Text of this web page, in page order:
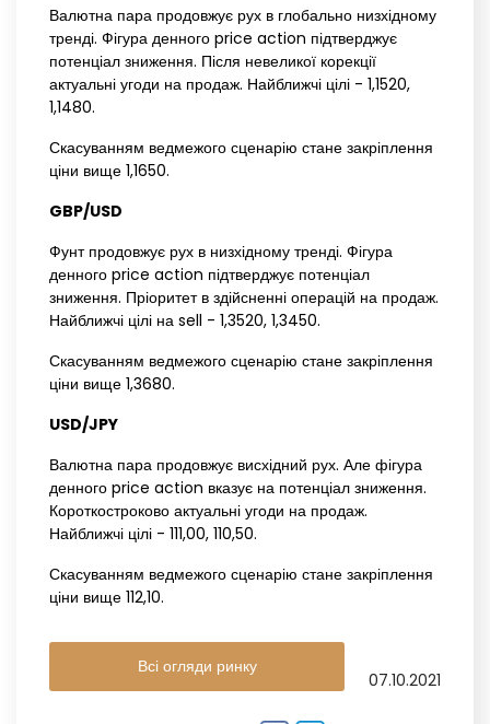
Валютна пара продовжує рух в глобально низхідному
тренді. Фігура денного price action підтверджує
потенціал зниження. Після невеликої корекції
актуальні угоди на продаж. Найближчі цілі - 1,1520,
1,1480.
Скасуванням ведмежого сценарію стане закріплення
ціни вище 1,1650.
GBP/USD
Фунт продовжує рух в низхідному тренді. Фігура
денного price action підтверджує потенціал
зниження. Пріоритет в здійсненні операцій на продаж.
Найближчі цілі на sell - 1,3520, 1,3450.
Скасуванням ведмежого сценарію стане закріплення
ціни вище 1,3680.
USD/JPY
Валютна пара продовжує висхідний рух. Але фігура
денного price action вказує на потенціал зниження.
Короткостроково актуальні угоди на продаж.
Найближчі цілі - 111,00, 110,50.
Скасуванням ведмежого сценарію стане закріплення
ціни вище 112,10.
Всі огляди ринку
07.10.2021